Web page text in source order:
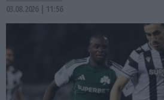
03.08.2026 | 11:56